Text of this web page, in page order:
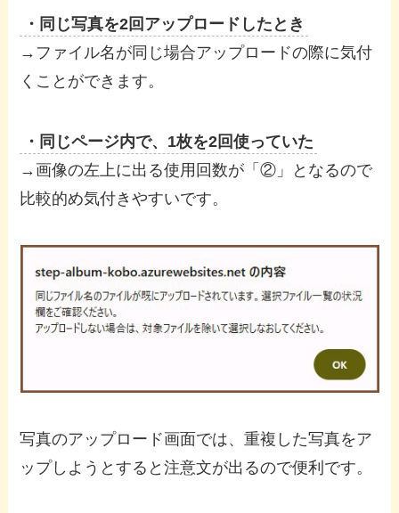
・同じ写真を2回アップロードしたとき
→ファイル名が同じ場合アップロードの際に気付
くことができます。
・同じページ内で、1枚を2回使っていた
→画像の左上に出る使用回数が「②」となるので
比較的め気付きやすいです。
写真のアップロード画面では、重複した写真をア
ップしようとすると注意文が出るので便利です。